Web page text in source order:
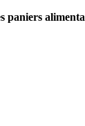
paniers